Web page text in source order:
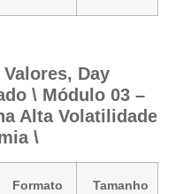
Day
\ Módulo 03 –
Alta Volatilidade
\
Formato Tamanho